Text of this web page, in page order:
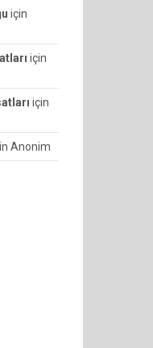
için
için
için
Anonim